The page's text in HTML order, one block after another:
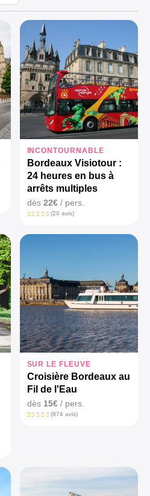
INCONTOURNABLE
Bordeaux Visiotour :
24 heures en bus à
arrêts multiples
dès 22€/ pers.
(20 avis)
SUR LE FLEUVE
Croisière Bordeaux au
Fil de l'Eau
dès 15€/ pers.
(874 avis)